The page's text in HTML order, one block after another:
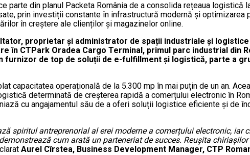
parte din planul Packeta România de a consolida rețeaua logistică
prin investiții constante în infrastructură modernă și
în creștere ale clienților și magazinelor online.
proprietar și administrator de spații industriale și
în CTPark Oradea Cargo Terminal, primul parc industrial din
furnizor de top de soluții de e-fulfillment și logistică, parte a
capacitatea operațională de la 5.300 mp în mai puțin de un an.
determinată de creșterea rapidă a comerțului electronic în
cu angajamentul său de a oferi soluții logistice eficiente și de
spiritul antreprenorial al erei moderne a comerțului electronic, iar
cum arată un parteneriat de succes. Reușita
Aurel Cîrstea, Business Development Manager, CTP